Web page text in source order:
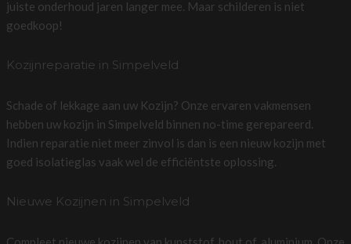
juiste onderhoud jaren langer mee. Maar schilderen is niet
goedkoop!
Kozijnreparatie in Simpelveld
Schade of lekkage aan uw Kozijn? Onze ervaren vakmensen
hebben uw kozijn in Simpelveld binnen no-time gerepareerd.
Indien reparatie niet meer zinvol is dan is een nieuw kozijn met
goed isolatieglas vaak wel de efficiëntste oplossing.
Nieuwe Kozijnen in Simpelveld